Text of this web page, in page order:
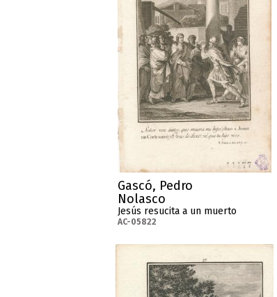
Gascó, Pedro
Nolasco
Jesús resucita a un muerto
AC-05822